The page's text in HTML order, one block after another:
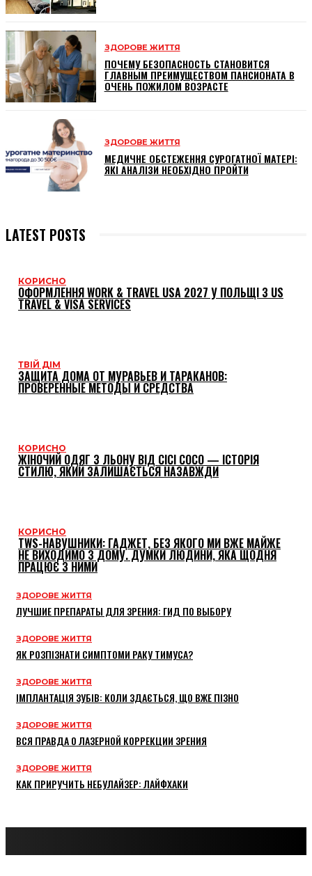
ЗДОРОВЕ ЖИТТЯ
ПОЧЕМУ БЕЗОПАСНОСТЬ СТАНОВИТСЯ
ГЛАВНЫМ ПРЕИМУЩЕСТВОМ ПАНСИОНАТА В
ОЧЕНЬ ПОЖИЛОМ ВОЗРАСТЕ
ЗДОРОВЕ ЖИТТЯ
МЕДИЧНЕ ОБСТЕЖЕННЯ СУРОГАТНОЇ МАТЕРІ:
ЯКІ АНАЛІЗИ НЕОБХІДНО ПРОЙТИ
LATEST POSTS
КОРИСНО
ОФОРМЛЕННЯ WORK & TRAVEL USA 2027 У ПОЛЬЩІ З US
TRAVEL & VISA SERVICES
ТВІЙ ДІМ
ЗАЩИТА ДОМА ОТ МУРАВЬЕВ И ТАРАКАНОВ:
ПРОВЕРЕННЫЕ МЕТОДЫ И СРЕДСТВА
КОРИСНО
ЖІНОЧИЙ ОДЯГ З ЛЬОНУ ВІД CICI COCO — ІСТОРІЯ
СТИЛЮ, ЯКИЙ ЗАЛИШАЄТЬСЯ НАЗАВЖДИ
КОРИСНО
TWS-НАВУШНИКИ: ГАДЖЕТ, БЕЗ ЯКОГО МИ ВЖЕ МАЙЖЕ
НЕ ВИХОДИМО З ДОМУ. ДУМКИ ЛЮДИНИ, ЯКА ЩОДНЯ
ПРАЦЮЄ З НИМИ
ЗДОРОВЕ ЖИТТЯ
ЛУЧШИЕ ПРЕПАРАТЫ ДЛЯ ЗРЕНИЯ: ГИД ПО ВЫБОРУ
ЗДОРОВЕ ЖИТТЯ
ЯК РОЗПІЗНАТИ СИМПТОМИ РАКУ ТИМУСА?
ЗДОРОВЕ ЖИТТЯ
ІМПЛАНТАЦІЯ ЗУБІВ: КОЛИ ЗДАЄТЬСЯ, ЩО ВЖЕ ПІЗНО
ЗДОРОВЕ ЖИТТЯ
ВСЯ ПРАВДА О ЛАЗЕРНОЙ КОРРЕКЦИИ ЗРЕНИЯ
ЗДОРОВЕ ЖИТТЯ
КАК ПРИРУЧИТЬ НЕБУЛАЙЗЕР: ЛАЙФХАКИ